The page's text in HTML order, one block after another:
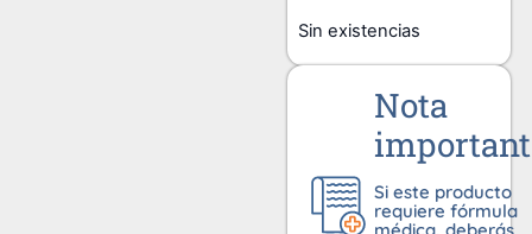
Sin existencias
Nota
Si este producto
requiere fórmula